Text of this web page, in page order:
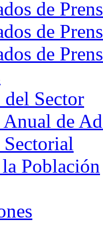
de
de
de
Sector
Anual de
Población